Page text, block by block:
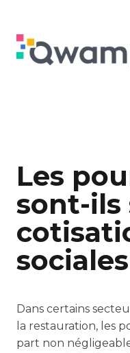
Les
sont-ils
Dans certains
la restauration, les
part non